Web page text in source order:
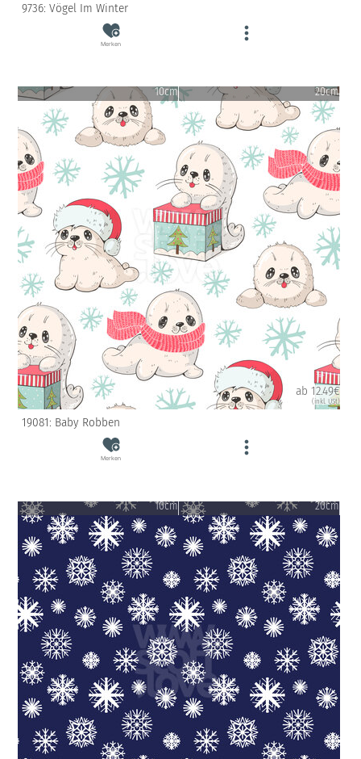
9736: Vögel Im Winter
Merken
10cm 20cm
ab 12.49€
(inkl. USt)
19081: Baby Robben
Merken
10cm 20cm